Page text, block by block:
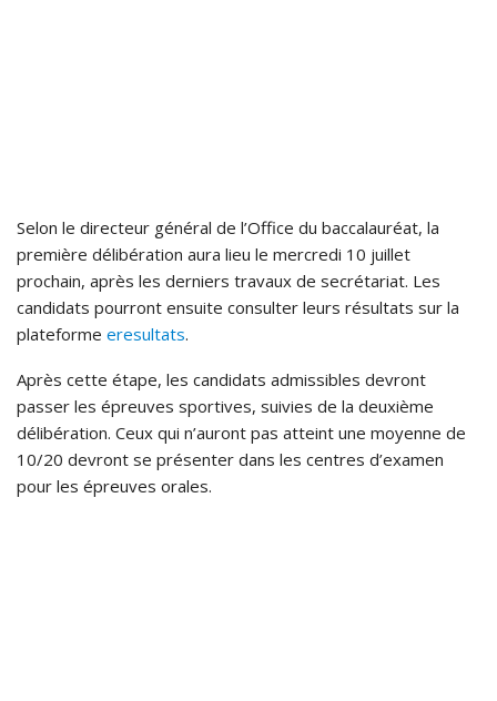
Selon le directeur général de l’Office du baccalauréat, la
première délibération aura lieu le mercredi 10 juillet
prochain, après les derniers travaux de secrétariat. Les
candidats pourront ensuite consulter leurs résultats sur la
plateforme eresultats.
Après cette étape, les candidats admissibles devront
passer les épreuves sportives, suivies de la deuxième
délibération. Ceux qui n’auront pas atteint une moyenne de
10/20 devront se présenter dans les centres d’examen
pour les épreuves orales.